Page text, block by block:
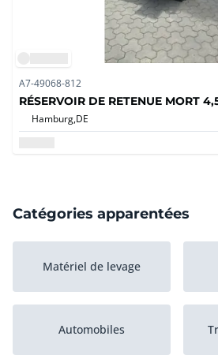
A7-49068-812
RÉSERVOIR DE RETENUE MORT
Hamburg,DE
Catégories apparentées
Matériel de levage
Automobiles